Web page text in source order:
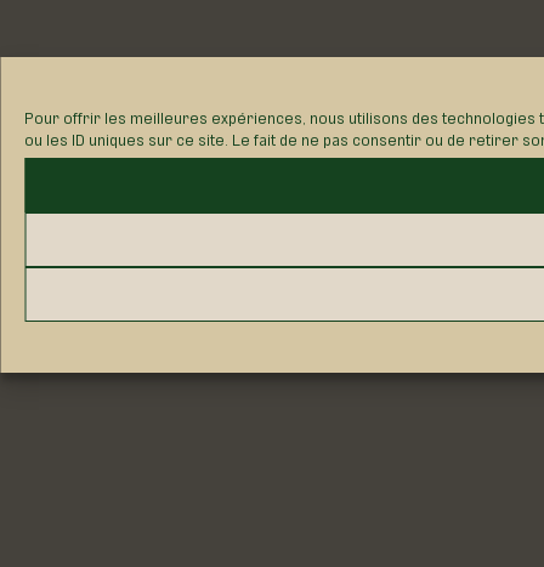
Pour offrir les meilleures expériences, nous utilisons des
ou les ID uniques sur ce site. Le fait de ne pas consentir ou de retirer